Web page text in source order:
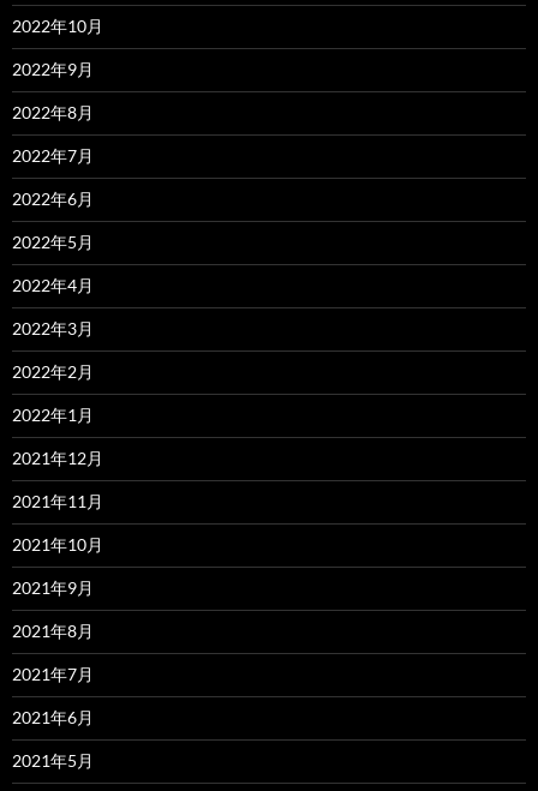
2022年10月
2022年9月
2022年8月
2022年7月
2022年6月
2022年5月
2022年4月
2022年3月
2022年2月
2022年1月
2021年12月
2021年11月
2021年10月
2021年9月
2021年8月
2021年7月
2021年6月
2021年5月